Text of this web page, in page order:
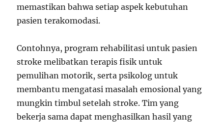
memastikan bahwa setiap aspek kebutuhan
pasien terakomodasi.
Contohnya, program rehabilitasi untuk pasien
stroke melibatkan terapis fisik untuk
pemulihan motorik, serta psikolog untuk
membantu mengatasi masalah emosional yang
mungkin timbul setelah stroke. Tim yang
bekerja sama dapat menghasilkan hasil yang